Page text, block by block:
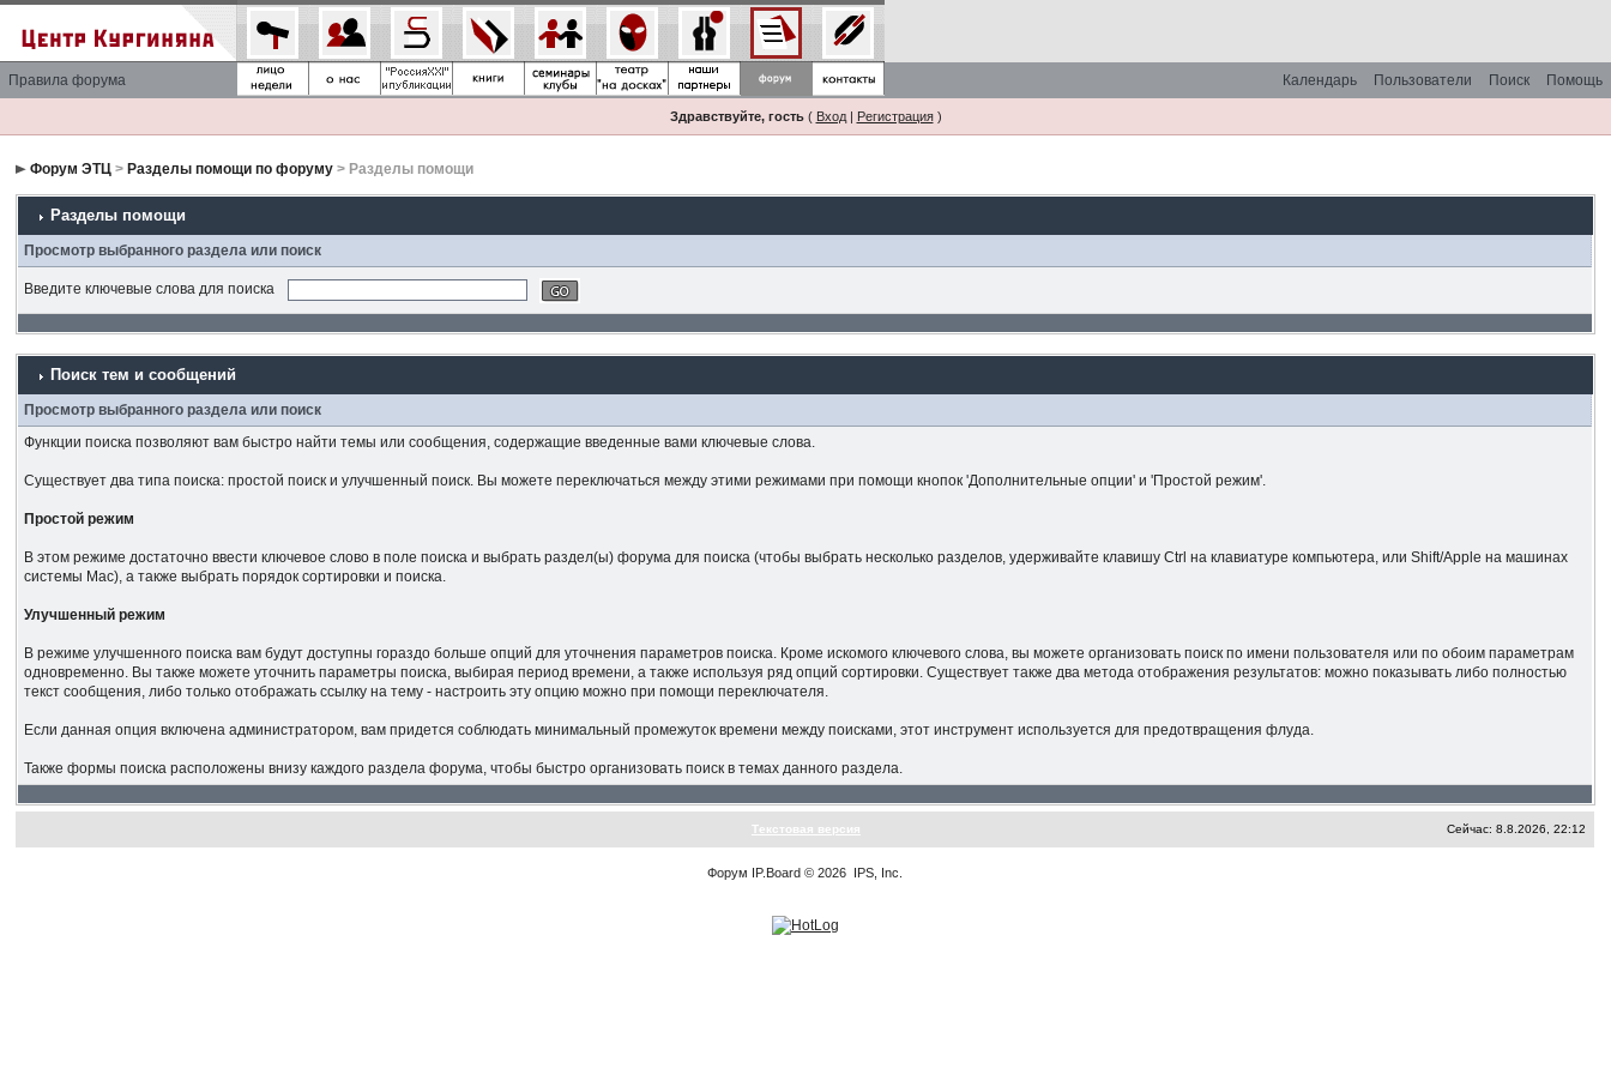
Правила форума Помощь
Поиск
Пользователи
Календарь
Здравствуйте, гость( Вход| Регистрация)
Форум ЭТЦ > Разделы помощи по форуму > Разделы помощи
Разделы помощи
Просмотр выбранного раздела или поиск
Введите ключевые слова для поиска
Поиск тем и сообщений
Просмотр выбранного раздела или поиск
Функции поиска позволяют вам быстро найти темы или сообщения, содержащие введенные вами ключевые слова.
Существует два типа поиска: простой поиск и улучшенный поиск. Вы можете переключаться между этими режимами при помощи кнопок 'Дополнительные опции' и 'Простой режим'.
Простой режим
В этом режиме достаточно ввести ключевое слово в поле поиска и выбрать раздел(ы) форума для поиска (чтобы выбрать несколько разделов, удерживайте клавишу Ctrl на клавиатуре компьютера, или Shift/Apple на машинах
системы Mac), а также выбрать порядок сортировки и поиска.
Улучшенный режим
В режиме улучшенного поиска вам будут доступны гораздо больше опций для уточнения параметров поиска. Кроме искомого ключевого слова, вы можете организовать поиск по имени пользователя или по обоим параметрам
одновременно. Вы также можете уточнить параметры поиска, выбирая период времени, а также используя ряд опций сортировки. Существует также два метода отображения результатов: можно показывать либо полностью
текст сообщения, либо только отображать ссылку на тему - настроить эту опцию можно при помощи переключателя.
Если данная опция включена администратором, вам придется соблюдать минимальный промежуток времени между поисками, этот инструмент используется для предотвращения флуда.
Также формы поиска расположены внизу каждого раздела форума, чтобы быстро организовать поиск в темах данного раздела.
Текстовая версия Сейчас: 8.8.2026, 22:12
Форум IP.Board © 2026 IPS, Inc